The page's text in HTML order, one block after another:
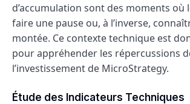
d’accumulation sont des moments où
faire une pause ou, à l’inverse,
montée. Ce contexte technique est
pour appréhender les répercussions
l’investissement de MicroStrategy.
Étude des Indicateurs Techniques